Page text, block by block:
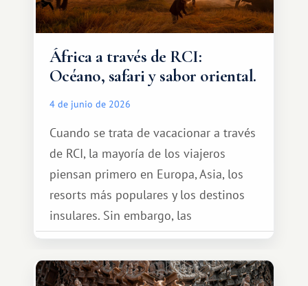
África a través de RCI:
Océano, safari y sabor oriental.
4 de junio de 2026
Cuando se trata de vacacionar a través
de RCI, la mayoría de los viajeros
piensan primero en Europa, Asia, los
resorts más populares y los destinos
insulares. Sin embargo, las
oportunidades que ofrece el sistema
de intercambio son mucho más
amplias. Entre ellas se encuentra